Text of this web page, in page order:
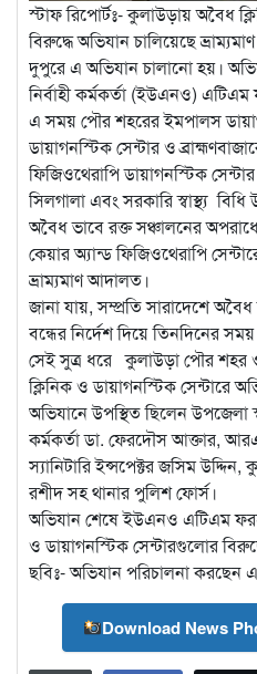
স্টাফ রিপোর্টঃ- কুলাউড়ায় অবৈধ
বিরুদ্ধে অভিযান চালিয়েছে
দুপুরে এ অভিযান চালানো হয়।
নির্বাহী কর্মকর্তা (ইউএনও)
এ সময় পৌর শহরের ইমপালস
ডায়াগনস্টিক সেন্টার ও
ফিজিওথেরাপি ডায়াগনস্টিক
সিলগালা এবং সরকারি স্বাস্থ্য
অবৈধ ভাবে রক্ত সঞ্চালনের
কেয়ার অ্যান্ড ফিজিওথেরাপি
ভ্রাম্যমাণ আদালত।
জানা যায়, সম্প্রতি সারাদেশে
বন্ধের নির্দেশ দিয়ে তিনদিনের
সেই সুত্র ধরে কুলাউড়া পৌর শহর
ক্লিনিক ও ডায়াগনস্টিক সেন্টারে
অভিযানে উপস্থিত ছিলেন উপজেলা
কর্মকর্তা ডা. ফেরদৌস আক্তার,
স্যানিটারি ইন্সপেক্টর জসিম
রশীদ সহ থানার পুলিশ ফোর্স।
অভিযান শেষে ইউএনও এটিএম
ও ডায়াগনস্টিক সেন্টারগুলোর
ছবিঃ- অভিযান পরিচালনা করছেন
Download News